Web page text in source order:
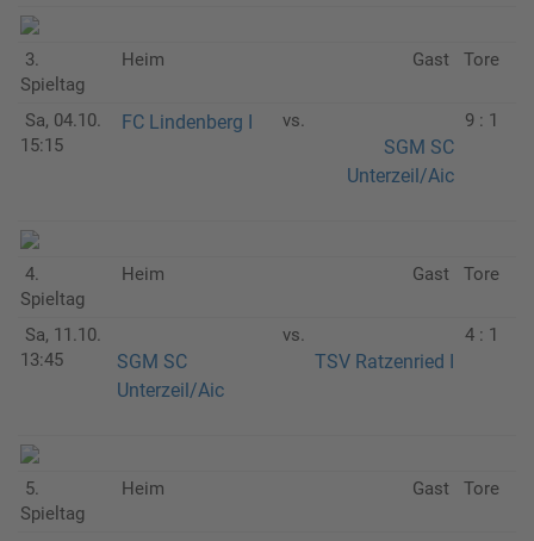
3.
Spieltag
Heim Gast Tore
Sa, 04.10.
15:15
FC Lindenberg I vs.
SGM SC
Unterzeil/Aic
9 : 1
4.
Spieltag
Heim Gast Tore
Sa, 11.10.
13:45
SGM SC
Unterzeil/Aic
vs.
TSV Ratzenried I
4 : 1
5.
Spieltag
Heim Gast Tore